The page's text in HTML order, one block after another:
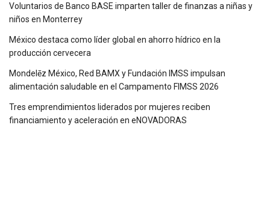
Voluntarios de Banco BASE imparten taller de finanzas a niñas y
niños en Monterrey
México destaca como líder global en ahorro hídrico en la
producción cervecera
Mondelēz México, Red BAMX y Fundación IMSS impulsan
alimentación saludable en el Campamento FIMSS 2026
Tres emprendimientos liderados por mujeres reciben
financiamiento y aceleración en eNOVADORAS